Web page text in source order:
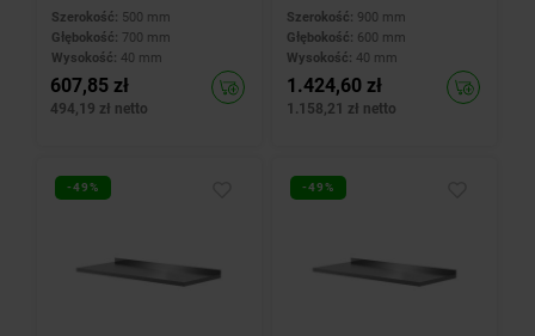
Szerokość: 500 mm
Głębokość: 700 mm
Wysokość: 40 mm
607,85 zł
494,19 zł netto
Szerokość: 900 mm
Głębokość: 600 mm
Wysokość: 40 mm
1.424,60 zł
1.158,21 zł netto
-49% -49%